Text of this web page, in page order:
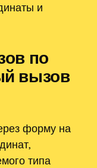
и
по
вызов
форму на
типа